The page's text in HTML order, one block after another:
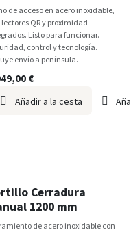
de deseos
de acceso en acero inoxidable,
lectores QR y proximidad
Listo para funcionar.
control y tecnología.
envío a península.
€
Añadir a la cesta
Cerradura
1200 mm
de acero inoxidable con